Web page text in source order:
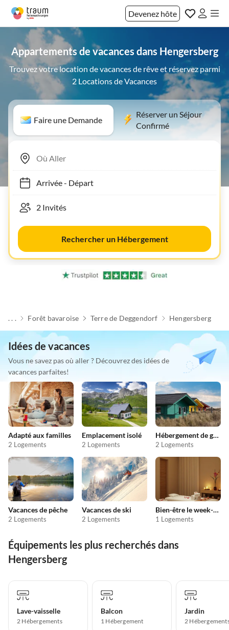
Devenez hôte
Appartements de vacances dans Hengersberg
Trouvez votre location de vacances de rêve et réservez parmi
2 Locations de Vacances
Faire une Demande
Réserver un Séjour
Confirmé
Arrivée- Départ
Rechercher un Hébergement
. . . Forêt bavaroise Terre de Deggendorf Hengersberg
Idées de vacances
Vous ne savez pas où aller ? Découvrez des idées de
vacances parfaites!
Adapté aux familles
2 Logements
Emplacement isolé
2 Logements
Hébergement de groupe
2 Logements
Vacances de pêche
2 Logements
Vacances de ski
2 Logements
Bien-être le week-end
1 Logements
Équipements les plus recherchés dans
Hengersberg
Lave-vaisselle
2 Hébergements
Balcon
1 Hébergement
Jardin
2